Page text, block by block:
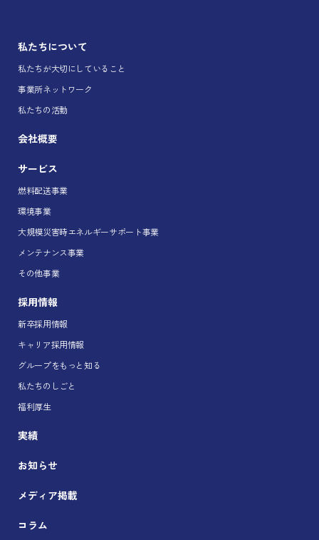
私たちについて
私たちが大切にしていること
事業所ネットワーク
私たちの活動
会社概要
サービス
燃料配送事業
環境事業
大規模災害時エネルギーサポート事業
メンテナンス事業
その他事業
採用情報
新卒採用情報
キャリア採用情報
グループをもっと知る
私たちのしごと
福利厚生
実績
お知らせ
メディア掲載
コラム